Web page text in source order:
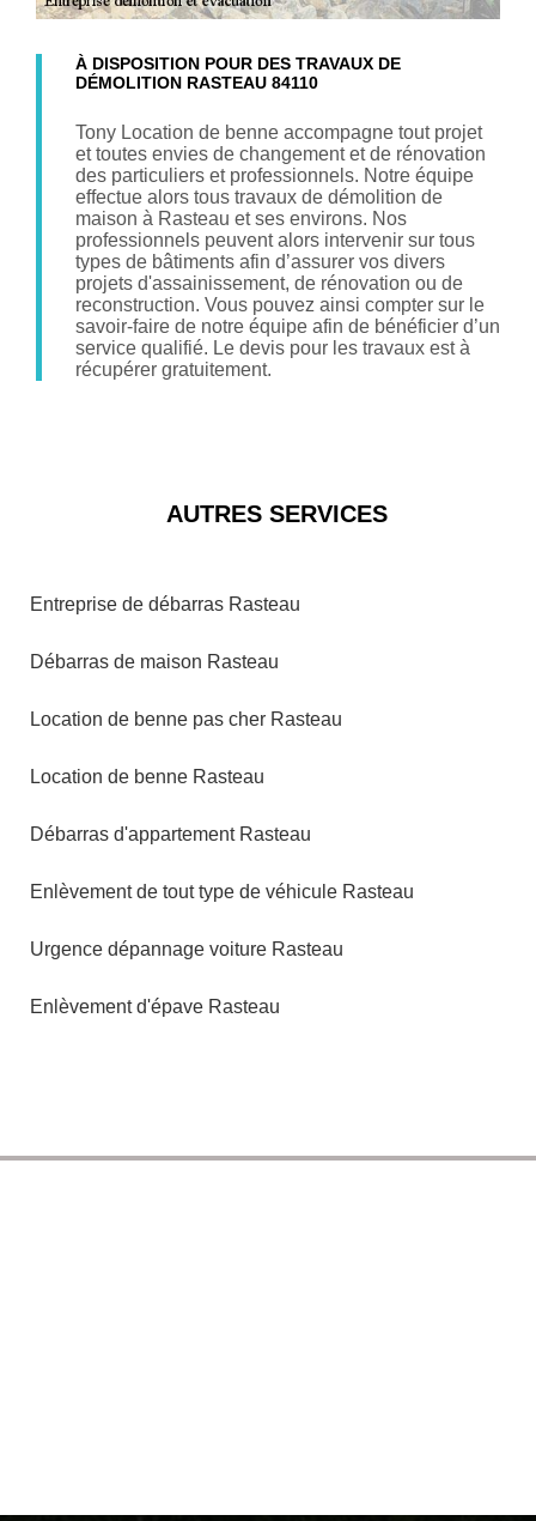
À DISPOSITION POUR DES TRAVAUX DE
DÉMOLITION RASTEAU 84110
Tony Location de benne accompagne tout projet
et toutes envies de changement et de rénovation
des particuliers et professionnels. Notre équipe
effectue alors tous travaux de démolition de
maison à Rasteau et ses environs. Nos
professionnels peuvent alors intervenir sur tous
types de bâtiments afin d’assurer vos divers
projets d'assainissement, de rénovation ou de
reconstruction. Vous pouvez ainsi compter sur le
savoir-faire de notre équipe afin de bénéficier d’un
service qualifié. Le devis pour les travaux est à
récupérer gratuitement.
AUTRES SERVICES
Entreprise de débarras Rasteau
Débarras de maison Rasteau
Location de benne pas cher Rasteau
Location de benne Rasteau
Débarras d'appartement Rasteau
Enlèvement de tout type de véhicule Rasteau
Urgence dépannage voiture Rasteau
Enlèvement d'épave Rasteau